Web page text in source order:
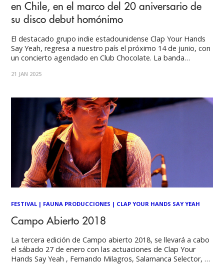
en Chile, en el marco del 20 aniversario de
su disco debut homónimo
El destacado grupo indie estadounidense Clap Your Hands
Say Yeah, regresa a nuestro país el próximo 14 de junio, con
un concierto agendado en Club Chocolate. La banda
con una gira que celebra el 20 aniversario de su disco debut
21 JAN 2025
FESTIVAL | FAUNA PRODUCCIONES | CLAP YOUR HANDS SAY YEAH
Campo Abierto 2018
La tercera edición de Campo abierto 2018, se llevará a cabo
el sábado 27 de enero con las actuaciones de Clap Your
Hands Say Yeah , Fernando Milagros, Salamanca Selector, y